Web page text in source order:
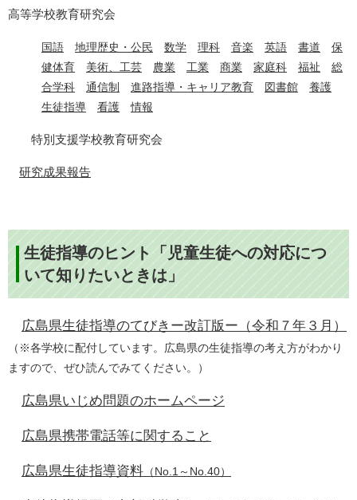
高等学校教育研究会
国語 地理歴史・公民 数学 理科 音楽 英語 書道
保
健体育
美術、工芸 農業 工業 商業 家庭科 福祉
総
合学科
通信制 進路指導・キャリア教育 図書館 養護
生徒指導
看護 ​情報
特別支援学校教育研究会
研究成果報告
生徒指導のヒント
「児童生徒への対応につ
いて知りたいときは」
広島県生徒指導のてびきー改訂版ー（令和７年３月）
（※各学校に配付しています。広島県の生徒指導の考え方がわかり
ますので、ぜひ読んでみてください。）​​
広島県いじめ問題のホームページ
広島県携帯電話等に関すること
広島県生徒指導資料 （No.1～No.40）